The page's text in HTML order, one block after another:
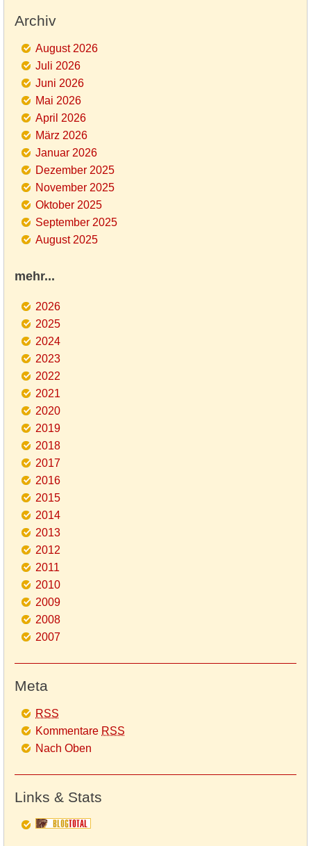
Archiv
August 2026
Juli 2026
Juni 2026
Mai 2026
April 2026
März 2026
Januar 2026
Dezember 2025
November 2025
Oktober 2025
September 2025
August 2025
mehr...
2026
2025
2024
2023
2022
2021
2020
2019
2018
2017
2016
2015
2014
2013
2012
2011
2010
2009
2008
2007
Meta
RSS
Kommentare RSS
Nach Oben
Links & Stats